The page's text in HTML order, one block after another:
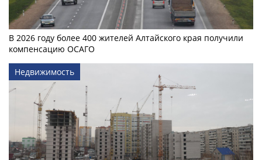
В 2026 году более 400 жителей Алтайского края получили
компенсацию ОСАГО
Недвижимость